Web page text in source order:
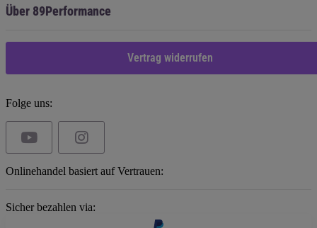
Über 89Performance
Vertrag widerrufen
Folge uns:
Onlinehandel basiert auf Vertrauen:
Sicher bezahlen via: